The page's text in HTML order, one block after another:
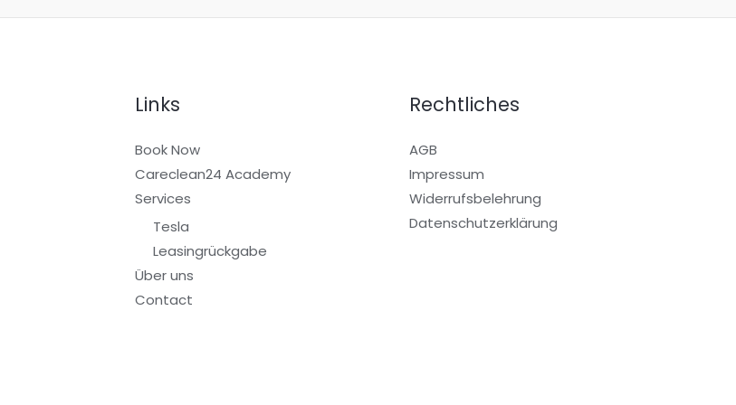
Links
Book Now
Careclean24 Academy
Services
Tesla
Leasingrückgabe
Über uns
Contact
Rechtliches
AGB
Impressum
Widerrufsbelehrung
Datenschutzerklärung